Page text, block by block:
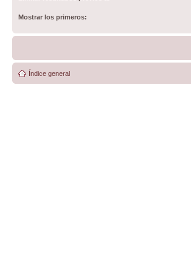
Mostrar los primeros:
Índice general